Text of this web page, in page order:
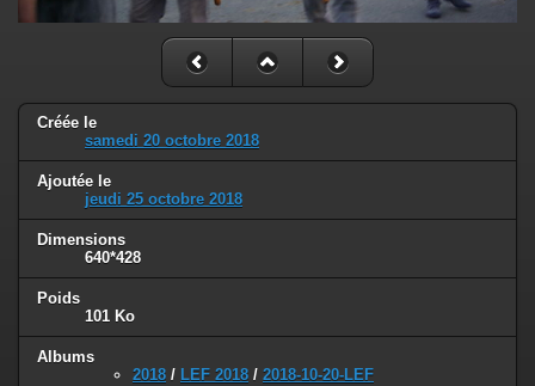
Créée le
samedi 20 octobre 2018
Ajoutée le
jeudi 25 octobre 2018
Dimensions
640*428
Poids
101 Ko
Albums
2018 / LEF 2018 / 2018-10-20-LEF